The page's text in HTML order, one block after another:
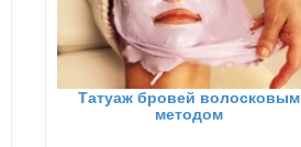
Татуаж бровей волосковым
методом